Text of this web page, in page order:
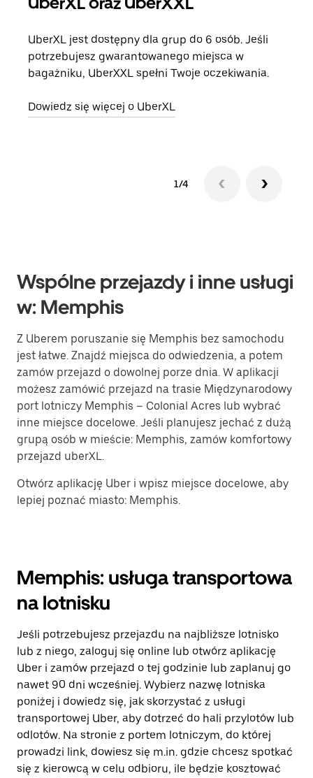
UberXL jest dostępny dla grup do 6 osób. Jeśli
potrzebujesz gwarantowanego miejsca w
bagażniku, UberXXL spełni Twoje oczekiwania.
Dowiedz się więcej o UberXL
1/4
Wspólne przejazdy i inne usługi
w: Memphis
Z Uberem poruszanie się Memphis bez samochodu
jest łatwe. Znajdź miejsca do odwiedzenia, a potem
zamów przejazd o dowolnej porze dnia. W aplikacji
możesz zamówić przejazd na trasie Międzynarodowy
port lotniczy Memphis – Colonial Acres lub wybrać
inne miejsce docelowe. Jeśli planujesz jechać z dużą
grupą osób w mieście: Memphis, zamów komfortowy
przejazd uberXL.
Otwórz aplikację Uber i wpisz miejsce docelowe, aby
lepiej poznać miasto: Memphis.
Memphis: usługa transportowa
na lotnisku
Jeśli potrzebujesz przejazdu na najbliższe lotnisko
lub z niego, zaloguj się online lub otwórz aplikację
Uber i zamów przejazd o tej godzinie lub zaplanuj go
nawet 90 dni wcześniej. Wybierz nazwę lotniska
poniżej i dowiedz się, jak skorzystać z usługi
transportowej Uber, aby dotrzeć do hali przylotów lub
odlotów. Na stronie z portem lotniczym, do której
prowadzi link, dowiesz się m.in. gdzie chcesz spotkać
się z kierowcą w celu odbioru, ile będzie kosztować